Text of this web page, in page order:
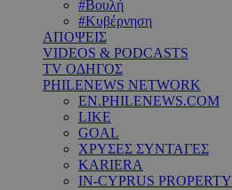
#Βουλή
#Κυβέρνηση
ΑΠΟΨΕΙΣ
VIDEOS & PODCASTS
TV ΟΔΗΓΟΣ
PHILENEWS NETWORK
EN.PHILENEWS.COM
LIKE
GOAL
ΧΡΥΣΕΣ ΣΥΝΤΑΓΕΣ
KARIERA
IN-CYPRUS PROPERTY